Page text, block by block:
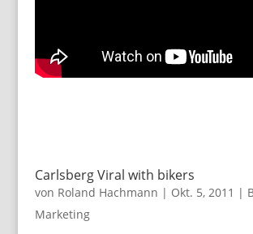
Carlsberg Viral with bikers
von Roland Hachmann | Okt. 5, 2011 |
Marketing